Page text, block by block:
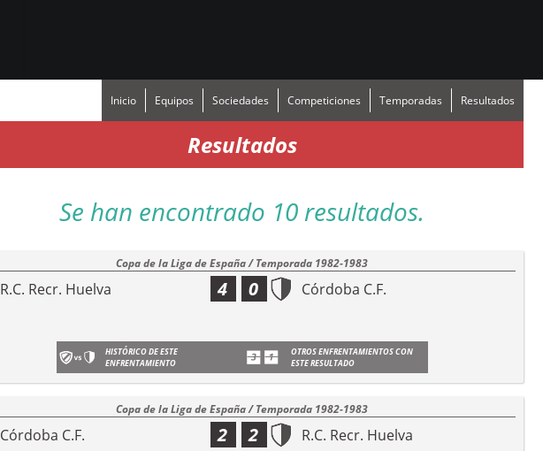
Inicio Equipos Sociedades Competiciones Temporadas Resultados
Resultados
Se han encontrado 10 resultados.
Copa de la Liga de España / Temporada 1982-1983
R.C. Recr. Huelva 4 Córdoba C.F.
0
HISTÓRICO DE ESTE
ENFRENTAMIENTO
OTROS ENFRENTAMIENTOS CON
ESTE RESULTADO
Copa de la Liga de España / Temporada 1982-1983
Córdoba C.F. 2 R.C. Recr. Huelva
2